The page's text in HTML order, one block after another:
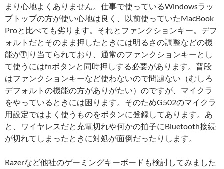
まり心地よくありません。仕事で使っているWindowsラッ
プトップの方が使い心地は良く、以前使っていたMacBook
Proと比べても劣ります。それとファンクションキー。デフ
ォルトだとそのまま押したときには明るさの調整などの機
能が割り当てられており、通常のファンクションキーとし
て使うにはfnボタンと同時押しする必要があります。普段
はファンクションキーなど使わないので問題ない（むしろ
デフォルトの機能の方がありがたい）のですが、マイクラ
をやっているときには困ります。そのためG502のマイクラ
用設定ではよく使うものをボタンに登録してあります。あ
と、ワイヤレスだと充電切れや何かの拍子にBluetooth接続
が切れてしまったときに対処が面倒だったりします。
Razerなど他社のゲーミングキーボードも検討してみました